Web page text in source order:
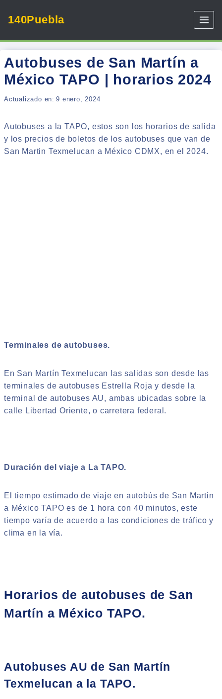
140Puebla
Autobuses de San Martín a
México TAPO | horarios 2024
Actualizado en: 9 enero, 2024
Autobuses a la TAPO, estos son los horarios de salida
y los precios de boletos de los autobuses que van de
San Martin Texmelucan a México CDMX, en el 2024.
Terminales de autobuses.
En San Martín Texmelucan las salidas son desde las
terminales de autobuses Estrella Roja y desde la
terminal de autobuses AU, ambas ubicadas sobre la
calle Libertad Oriente, o carretera federal.
Duración del viaje a La TAPO.
El tiempo estimado de viaje en autobús de San Martin
a México TAPO es de 1 hora con 40 minutos, este
tiempo varía de acuerdo a las condiciones de tráfico y
clima en la vía.
Horarios de autobuses de San
Martín a México TAPO.
Autobuses AU de San Martín
Texmelucan a la TAPO.